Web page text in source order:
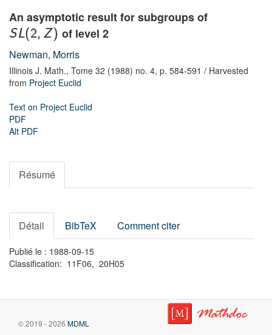
An asymptotic result for subgroups of
SL(2, Z ) of level 2
Newman, Morris
Illinois J. Math., Tome 32 (1988) no. 4, p. 584-591 / Harvested
from Project Euclid
Text on Project Euclid
PDF
Alt PDF
Résumé
Détail BibTeX Comment citer
Publié le : 1988-09-15
Classification: 11F06, 20H05
© 2019 - 2026 MDML